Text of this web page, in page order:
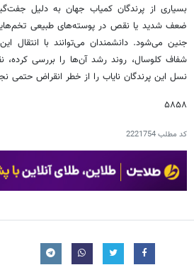
بسیاری از پرندگان کمیاب جهان به دلیل
ضعف شدید یا نقص در پوسته‌های طبیعی
جنین می‌شود. دانشمندان می‌توانند با انتقال
شفاف کلوسال، روند رشد آن‌ها را بررسی کرده،
نسل این پرندگان نایاب را از خطر انقراض حتمی
۵۸۵۸
کد مطلب2221754